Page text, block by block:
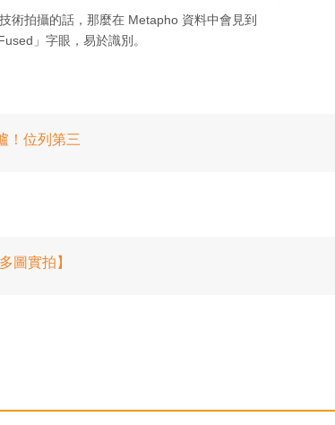
術拍攝的話，那麼在 Metapho 資料中會見到
」字眼，易於識別。
！位列第三
圖實拍】